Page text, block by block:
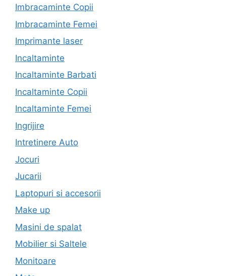
Imbracaminte Copii
Imbracaminte Femei
Imprimante laser
Incaltaminte
Incaltaminte Barbati
Incaltaminte Copii
Incaltaminte Femei
Ingrijire
Intretinere Auto
Jocuri
Jucarii
Laptopuri si accesorii
Make up
Masini de spalat
Mobilier si Saltele
Monitoare